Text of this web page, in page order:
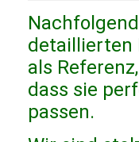
Fragen und
Plaudern Sie Jetzt
detaillierten
als
dass sie
passen.